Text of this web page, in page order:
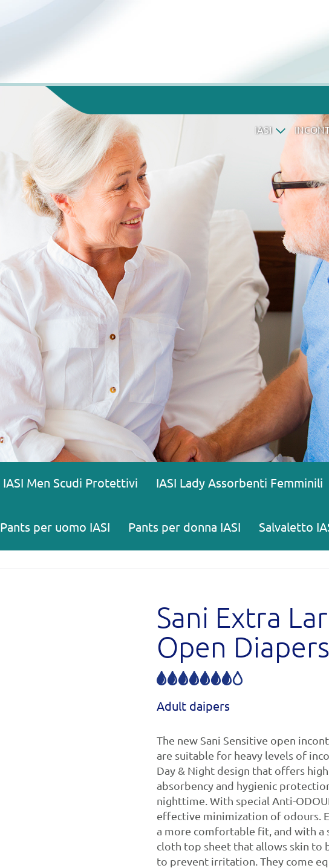
IASI
IASI Men Scudi Protettivi IASI Lady Assorbenti Femminili
Pants per uomo IASI Pants per donna IASI Salvaletto
Sani Extra
Open Diapers
Adult daipers
The new Sani Sensitive open
are suitable for heavy levels of
Day & Night design that offers
absorbency and hygienic
nighttime. With special Anti-
effective minimization of odours.
a more comfortable fit, and with a
cloth top sheet that allows skin to
to prevent irritation. They come